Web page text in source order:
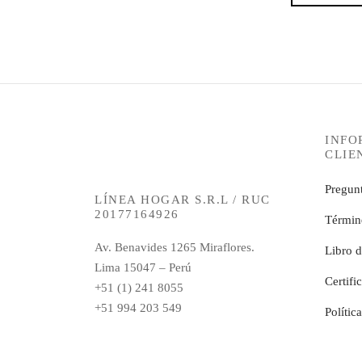
LÍNEA HOGAR S.R.L / RUC
20177164926
Av. Benavides 1265 Miraflores.
Lima 15047 – Perú
+51 (1) 241 8055
+51 994 203 549
Libro